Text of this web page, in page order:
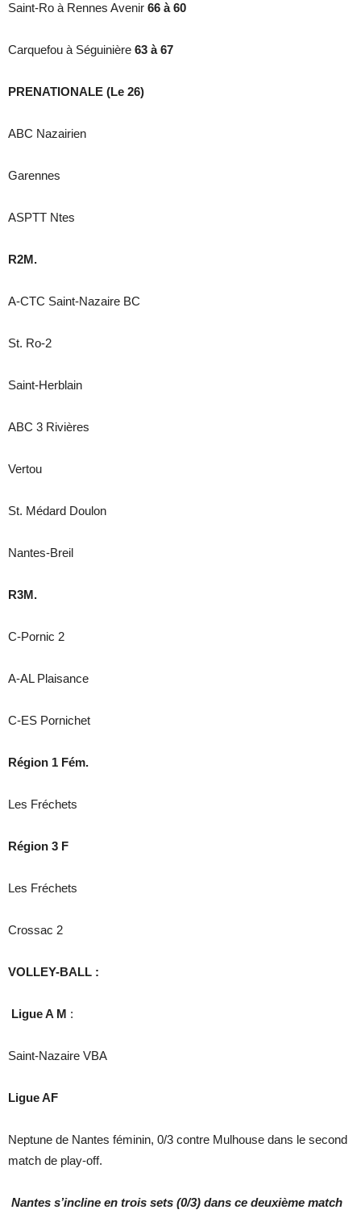
Saint-Ro à Rennes Avenir 66 à 60
Carquefou à Séguinière 63 à 67
PRENATIONALE (Le 26)
ABC Nazairien
Garennes
ASPTT Ntes
R2M.
A-CTC Saint-Nazaire BC
St. Ro-2
Saint-Herblain
ABC 3 Rivières
Vertou
St. Médard Doulon
Nantes-Breil
R3M.
C-Pornic 2
A-AL Plaisance
C-ES Pornichet
Région 1 Fém.
Les Fréchets
Région 3 F
Les Fréchets
Crossac 2
VOLLEY-BALL :
Ligue A M :
Saint-Nazaire VBA
Ligue AF
Neptune de Nantes féminin, 0/3 contre Mulhouse dans le second
match de play-off.
Nantes s’incline en trois sets (0/3) dans ce deuxième match